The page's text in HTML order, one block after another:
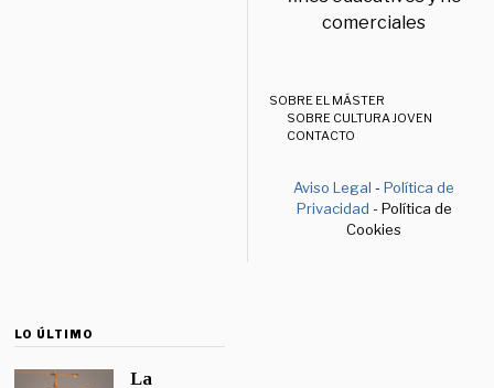
comerciales
SOBRE EL MÁSTER
SOBRE CULTURA JOVEN
CONTACTO
Aviso Legal -Política de
Privacidad - Política de
Cookies
LO ÚLTIMO
La